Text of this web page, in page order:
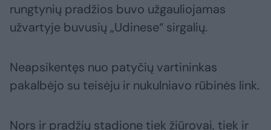
rungtynių pradžios buvo užgauliojamas
užvartyje buvusių „Udinese“ sirgalių.
Neapsikentęs nuo patyčių vartininkas
pakalbėjo su teisėju ir nukulniavo rūbinės link.
Nors ir pradžių stadione tiek žiūrovai, tiek ir